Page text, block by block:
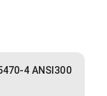
4 ANSI300